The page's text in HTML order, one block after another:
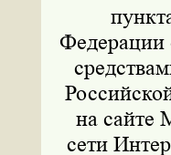
Федерации
на сайте
сети